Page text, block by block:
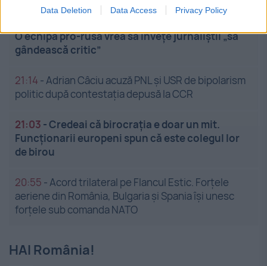
Data Deletion Data Access Privacy Policy
O echipă pro-rusă vrea să înveţe jurnaliştii „să
gândească critic”
21:14 -Adrian Câciu acuză PNL și USR de bipolarism
politic după contestația depusă la CCR
21:03 -Credeai că birocrația e doar un mit.
Funcționarii europeni spun că este colegul lor
de birou
20:55 -Acord trilateral pe Flancul Estic. Forțele
aeriene din România, Bulgaria și Spania își unesc
forțele sub comanda NATO
HAI România!